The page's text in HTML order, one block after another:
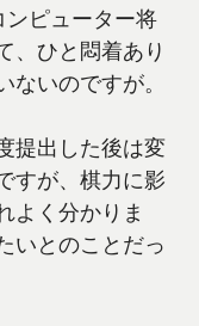
ンピューター将
、ひと悶着あり
ないのですが。
提出した後は変
すが、棋力に影
よく分かりま
いとのことだっ